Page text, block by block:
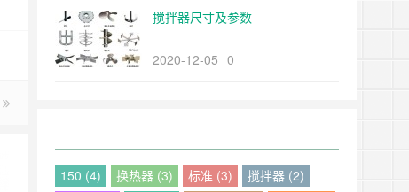
搅拌器尺寸及参数
2020-12-05 0
150 (4) 换热器 (3) 标准 (3)
搅拌器 (2)